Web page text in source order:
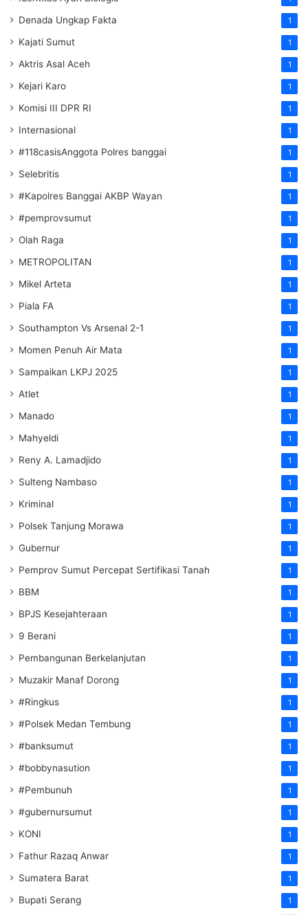
Denada Ungkap Fakta 1
Kajati Sumut 1
Aktris Asal Aceh 1
Kejari Karo 1
Komisi III DPR RI 1
Internasional 1
#118casisAnggota Polres banggai 1
Selebritis 1
#Kapolres Banggai AKBP Wayan 1
#pemprovsumut 1
Olah Raga 1
METROPOLITAN 1
Mikel Arteta 1
Piala FA 1
Southampton Vs Arsenal 2-1 1
Momen Penuh Air Mata 1
Sampaikan LKPJ 2025 1
Atlet 1
Manado 1
Mahyeldi 1
Reny A. Lamadjido 1
Sulteng Nambaso 1
Kriminal 1
Polsek Tanjung Morawa 1
Gubernur 1
Pemprov Sumut Percepat Sertifikasi Tanah 1
BBM 1
BPJS Kesejahteraan 1
9 Berani 1
Pembangunan Berkelanjutan 1
Muzakir Manaf Dorong 1
#Ringkus 1
#Polsek Medan Tembung 1
#banksumut 1
#bobbynasution 1
#Pembunuh 1
#gubernursumut 1
KONI 1
Fathur Razaq Anwar 1
Sumatera Barat 1
Bupati Serang 1